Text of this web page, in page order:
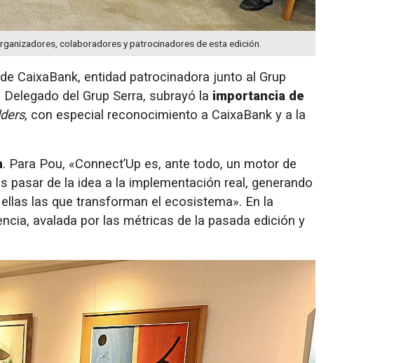
colaboradores y patrocinadores de esta edición.
CaixaBank, entidad patrocinadora junto al Grup
del Grup Serra, subrayó la importancia de
, con especial reconocimiento a CaixaBank y a la
. Para Pou, «Connect’Up es, ante todo, un motor de
de la idea a la implementación real, generando
las que transforman el ecosistema». En la
avalada por las métricas de la pasada edición y